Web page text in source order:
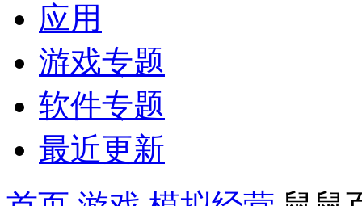
应用
游戏专题
软件专题
最近更新